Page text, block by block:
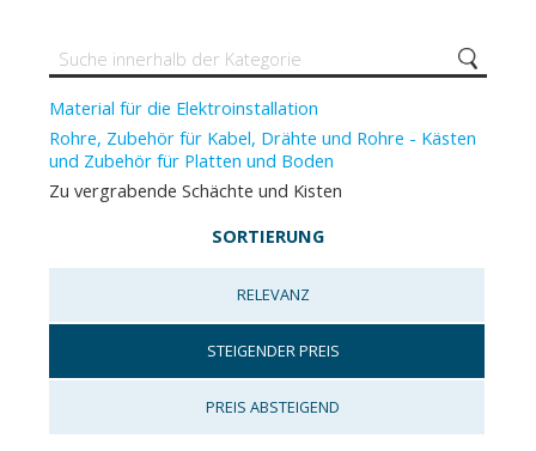
Material für die Elektroinstallation
Rohre, Zubehör für Kabel, Drähte und Rohre - Kästen
und Zubehör für Platten und Boden
Zu vergrabende Schächte und Kisten
SORTIERUNG
RELEVANZ
STEIGENDER PREIS
PREIS ABSTEIGEND